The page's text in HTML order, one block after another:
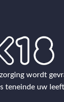
wordt
teneinde uw